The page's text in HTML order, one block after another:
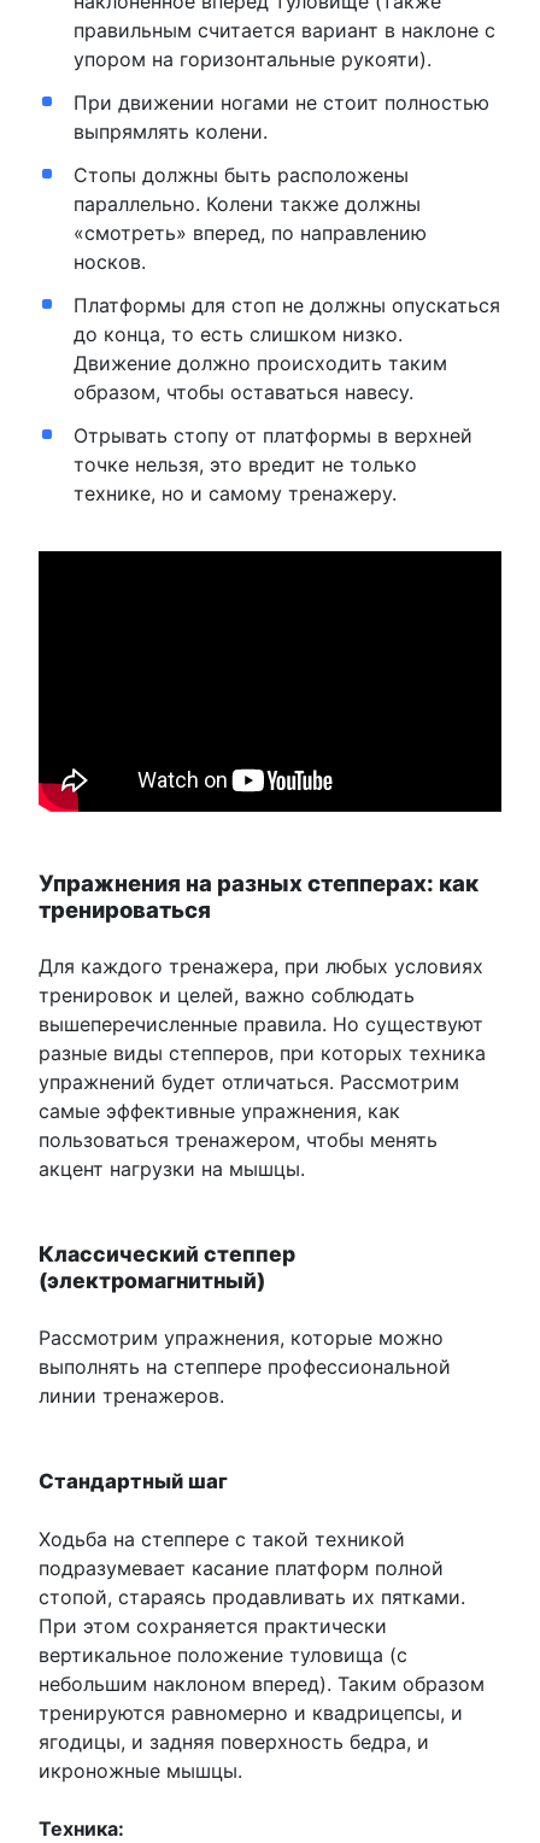
правильным считается вариант в наклоне с
упором на горизонтальные рукояти).
При движении ногами не стоит полностью
выпрямлять колени.
Стопы должны быть расположены
параллельно. Колени также должны
«смотреть» вперед, по направлению
носков.
Платформы для стоп не должны опускаться
до конца, то есть слишком низко.
Движение должно происходить таким
образом, чтобы оставаться навесу.
Отрывать стопу от платформы в верхней
точке нельзя, это вредит не только
технике, но и самому тренажеру.
Упражнения на разных степперах: как
тренироваться
Для каждого тренажера, при любых условиях
тренировок и целей, важно соблюдать
вышеперечисленные правила. Но существуют
разные виды степперов, при которых техника
упражнений будет отличаться. Рассмотрим
самые эффективные упражнения, как
пользоваться тренажером, чтобы менять
акцент нагрузки на мышцы.
Классический степпер
(электромагнитный)
Рассмотрим упражнения, которые можно
выполнять на степпере профессиональной
линии тренажеров.
Стандартный шаг
Ходьба на степпере с такой техникой
подразумевает касание платформ полной
стопой, стараясь продавливать их пятками.
При этом сохраняется практически
вертикальное положение туловища (с
небольшим наклоном вперед). Таким образом
тренируются равномерно и квадрицепсы, и
ягодицы, и задняя поверхность бедра, и
икроножные мышцы.
Техника: